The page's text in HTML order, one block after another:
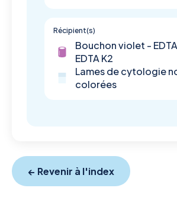
Récipient(s)
Bouchon violet -
EDTA K2
Lames de cytologie
colorées
← Revenir à l'index